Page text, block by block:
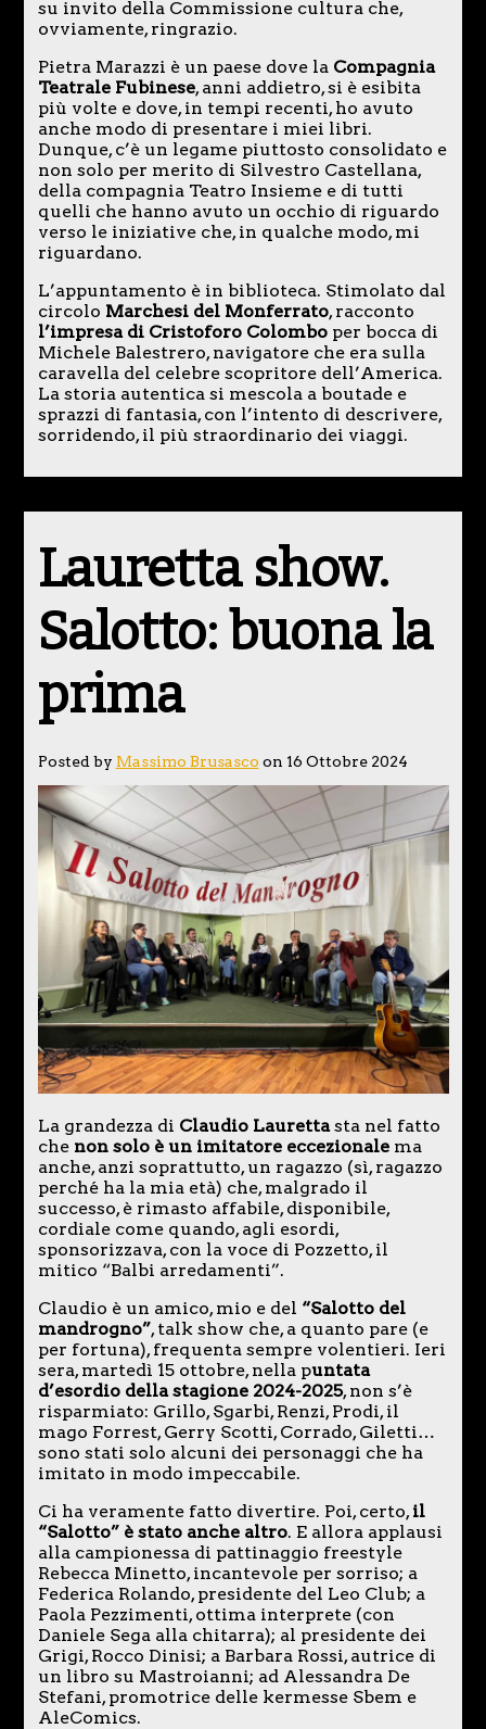
su invito della Commissione cultura che,
ovviamente, ringrazio.
Pietra Marazzi è un paese dove la Compagnia
Teatrale Fubinese, anni addietro, si è esibita
più volte e dove, in tempi recenti, ho avuto
anche modo di presentare i miei libri.
Dunque, c’è un legame piuttosto consolidato e
non solo per merito di Silvestro Castellana,
della compagnia Teatro Insieme e di tutti
quelli che hanno avuto un occhio di riguardo
verso le iniziative che, in qualche modo, mi
riguardano.
L’appuntamento è in biblioteca. Stimolato dal
circolo Marchesi del Monferrato, racconto
l’impresa di Cristoforo Colombo per bocca di
Michele Balestrero, navigatore che era sulla
caravella del celebre scopritore dell’America.
La storia autentica si mescola a boutade e
sprazzi di fantasia, con l’intento di descrivere,
sorridendo, il più straordinario dei viaggi.
Lauretta show.
Salotto: buona la
prima
Posted by Massimo Brusasco on 16 Ottobre 2024
La grandezza di Claudio Laurettasta nel fatto
che non solo è un imitatore eccezionalema
anche, anzi soprattutto, un ragazzo (sì, ragazzo
perché ha la mia età) che, malgrado il
successo, è rimasto affabile, disponibile,
cordiale come quando, agli esordi,
sponsorizzava, con la voce di Pozzetto, il
mitico “Balbi arredamenti”.
Claudio è un amico, mio e del “Salotto del
mandrogno”, talk show che, a quanto pare (e
per fortuna), frequenta sempre volentieri. Ieri
sera, martedì 15 ottobre, nella puntata
d’esordio della stagione 2024-2025, non s’è
risparmiato: Grillo, Sgarbi, Renzi, Prodi, il
mago Forrest, Gerry Scotti, Corrado, Giletti…
sono stati solo alcuni dei personaggi che ha
imitato in modo impeccabile.
Ci ha veramente fatto divertire. Poi, certo,il
“Salotto” è stato anche altro. E allora applausi
alla campionessa di pattinaggio freestyle
Rebecca Minetto, incantevole per sorriso; a
Federica Rolando, presidente del Leo Club; a
Paola Pezzimenti, ottima interprete (con
Daniele Sega alla chitarra); al presidente dei
Grigi, Rocco Dinisi; a Barbara Rossi, autrice di
un libro su Mastroianni; ad Alessandra De
Stefani, promotrice delle kermesse Sbem e
AleComics.